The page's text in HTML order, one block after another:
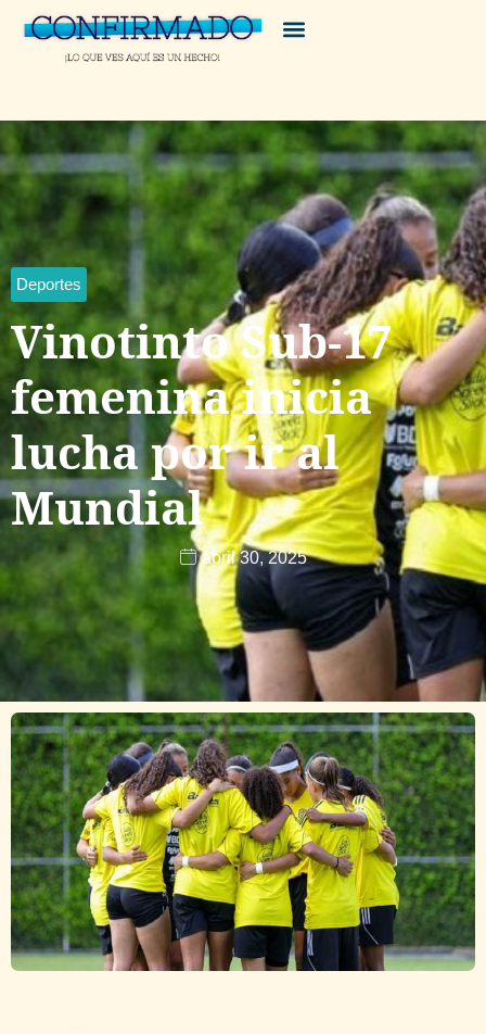
Deportes
Vinotinto Sub-17
femenina inicia
lucha por ir al
Mundial
abril 30, 2025